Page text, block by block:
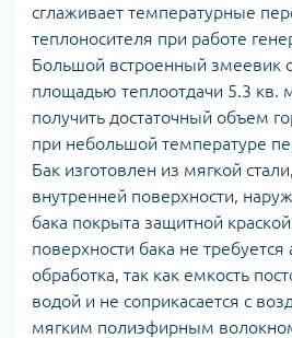
сглаживает температурные
теплоносителя при работе
Большой встроенный змеевик
площадью теплоотдачи 5.3 кв.
получить достаточный объем
при небольшой температуре
Бак изготовлен из мягкой
внутренней поверхности,
бака покрыта защитной
поверхности бака не
обработка, так как емкость
водой и не соприкасается с
мягким полиэфирным